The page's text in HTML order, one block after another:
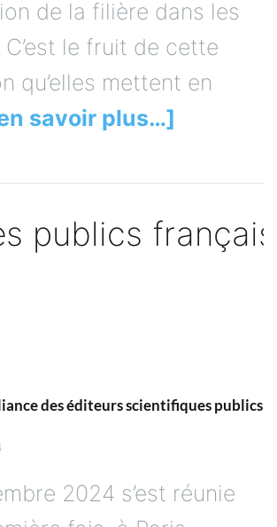
de la filière dans les
le fruit de cette
qu’elles mettent en
savoir plus…]
des éditeurs scientifiques publics
2024 s’est réunie